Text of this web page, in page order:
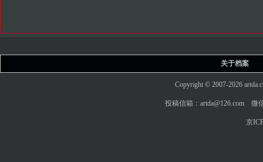
关于档案
Copyright © 2007-2026
投稿信箱：artda@126.com 微
京